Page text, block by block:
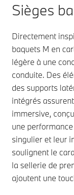
Sièges
Directement
baquets M en
légère à une
conduite. Des
des supports
intégrés
immersive,
une
singulier et leur
soulignent le
la sellerie de
ajoutent une